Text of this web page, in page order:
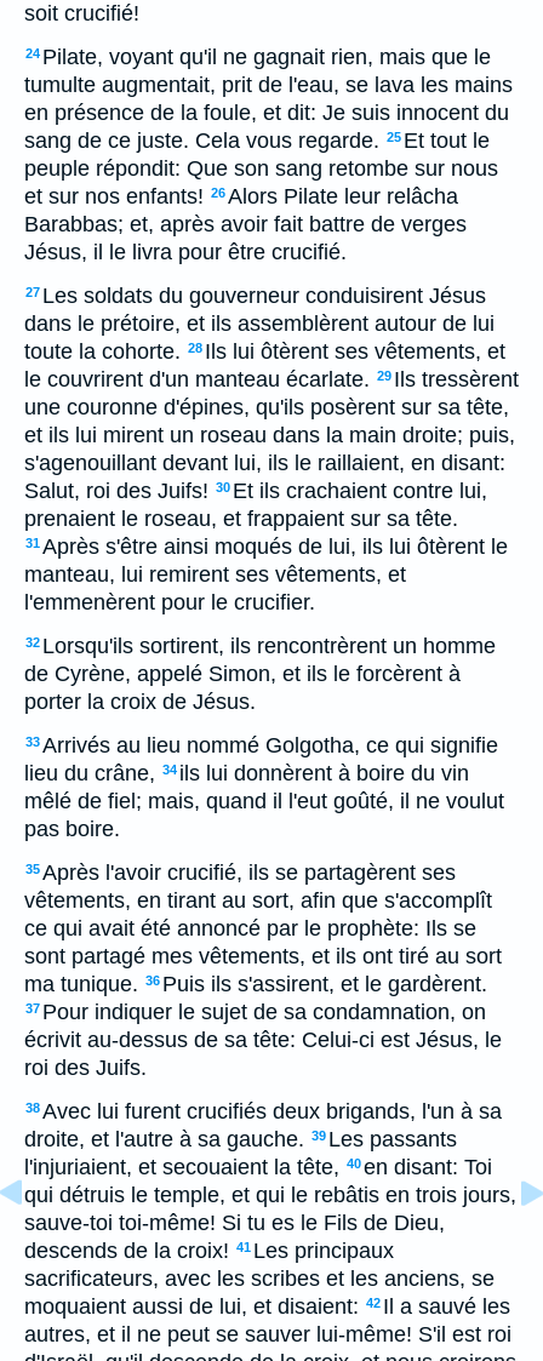
soit crucifié!
24 Pilate, voyant qu'il ne gagnait rien, mais que le
tumulte augmentait, prit de l'eau, se lava les mains
en présence de la foule, et dit: Je suis innocent du
sang de ce juste. Cela vous regarde. 25 Et tout le
peuple répondit: Que son sang retombe sur nous
et sur nos enfants! 26Alors Pilate leur relâcha
Barabbas; et, après avoir fait battre de verges
Jésus, il le livra pour être crucifié.
27 Les soldats du gouverneur conduisirent Jésus
dans le prétoire, et ils assemblèrent autour de lui
toute la cohorte. 28 Ils lui ôtèrent ses vêtements, et
le couvrirent d'un manteau écarlate. 29 Ils tressèrent
une couronne d'épines, qu'ils posèrent sur sa tête,
et ils lui mirent un roseau dans la main droite; puis,
s'agenouillant devant lui, ils le raillaient, en disant:
Salut, roi des Juifs! 30 Et ils crachaient contre lui,
prenaient le roseau, et frappaient sur sa tête.
31Après s'être ainsi moqués de lui, ils lui ôtèrent le
manteau, lui remirent ses vêtements, et
l'emmenèrent pour le crucifier.
32 Lorsqu'ils sortirent, ils rencontrèrent un homme
de Cyrène, appelé Simon, et ils le forcèrent à
porter la croix de Jésus.
33Arrivés au lieu nommé Golgotha, ce qui signifie
lieu du crâne, 34 ils lui donnèrent à boire du vin
mêlé de fiel; mais, quand il l'eut goûté, il ne voulut
pas boire.
35Après l'avoir crucifié, ils se partagèrent ses
vêtements, en tirant au sort, afin que s'accomplît
ce qui avait été annoncé par le prophète: Ils se
sont partagé mes vêtements, et ils ont tiré au sort
ma tunique. 36 Puis ils s'assirent, et le gardèrent.
37 Pour indiquer le sujet de sa condamnation, on
écrivit au-dessus de sa tête: Celui-ci est Jésus, le
roi des Juifs.
38Avec lui furent crucifiés deux brigands, l'un à sa
droite, et l'autre à sa gauche. 39 Les passants
l'injuriaient, et secouaient la tête, 40en disant: Toi
qui détruis le temple, et qui le rebâtis en trois jours,
sauve-toi toi-même! Si tu es le Fils de Dieu,
descends de la croix! 41 Les principaux
sacrificateurs, avec les scribes et les anciens, se
moquaient aussi de lui, et disaient: 42 Il a sauvé les
autres, et il ne peut se sauver lui-même! S'il est roi